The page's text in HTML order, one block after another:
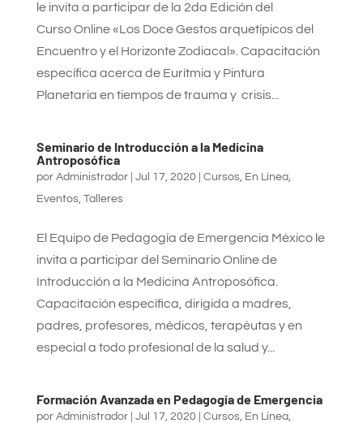
le invita a participar de la 2da Edición del
Curso Online «Los Doce Gestos arquetípicos del
Encuentro y el Horizonte Zodiacal». Capacitación
específica acerca de Eurítmia y Pintura
Planetaria en tiempos de trauma y crisis...
Seminario de Introducción a la Medicina
Antroposófica
por Administrador| Jul 17, 2020 Cursos, En Línea,
Eventos, Talleres
El Equipo de Pedagogía de Emergencia México le
invita a participar del Seminario Online de
Introducción a la Medicina Antroposófica.
Capacitación específica, dirigida a madres,
padres, profesores, médicos, terapéutas y en
especial a todo profesional de la salud y...
Formación Avanzada en Pedagogía de Emergencia
por Administrador| Jul 17, 2020 Cursos, En Línea,